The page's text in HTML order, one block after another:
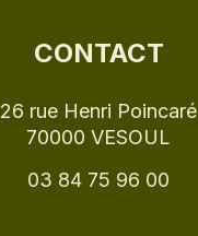
CONTACT
26 rue Henri Poincaré
70000 VESOUL
03 84 75 96 00